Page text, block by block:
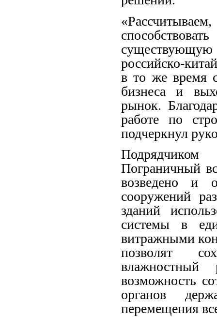
российско-
в то же время
бизнеса и
рынок.
работе по
подчеркнул
Пограничный
возведено и
сооружений
зданий
системы в
витражными
позволят
возможность
органов
перемещения